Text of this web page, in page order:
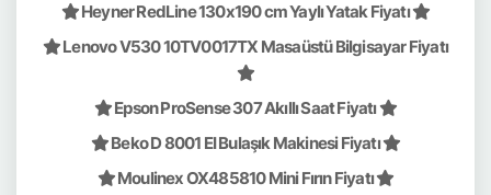
Heyner RedLine 130x190 cm Yaylı Yatak Fiyatı
Lenovo V530 10TV0017TX Masaüstü Bilgisayar Fiyatı
Epson ProSense 307 Akıllı Saat Fiyatı
Beko D 8001 EI Bulaşık Makinesi Fiyatı
Moulinex OX485810 Mini Fırın Fiyatı